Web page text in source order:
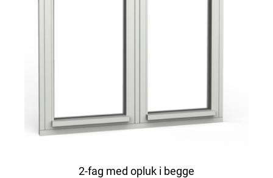
2-fag med opluk i begge